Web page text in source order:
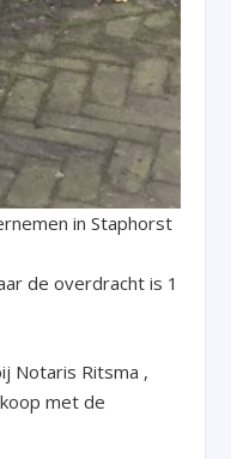
in Staphorst
de overdracht is 1
Notaris Ritsma ,
met de